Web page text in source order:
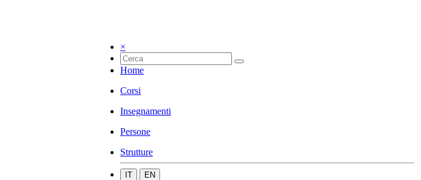
×
Home
Corsi
Insegnamenti
Persone
Strutture
IT EN